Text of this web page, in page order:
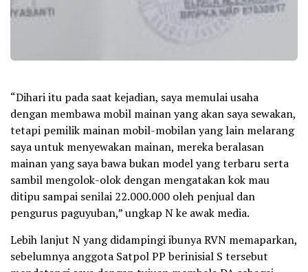
“Dihari itu pada saat kejadian, saya memulai usaha
dengan membawa mobil mainan yang akan saya sewakan,
tetapi pemilik mainan mobil-mobilan yang lain melarang
saya untuk menyewakan mainan, mereka beralasan
mainan yang saya bawa bukan model yang terbaru serta
sambil mengolok-olok dengan mengatakan kok mau
ditipu sampai senilai 22.000.000 oleh penjual dan
pengurus paguyuban,” ungkap N ke awak media.
Lebih lanjut N yang didampingi ibunya RVN memaparkan,
sebelumnya anggota Satpol PP berinisial S tersebut